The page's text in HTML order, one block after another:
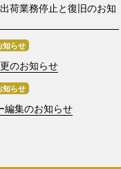
出荷業務停止と復旧のお知
知らせ
更のお知らせ
知らせ
編集のお知らせ